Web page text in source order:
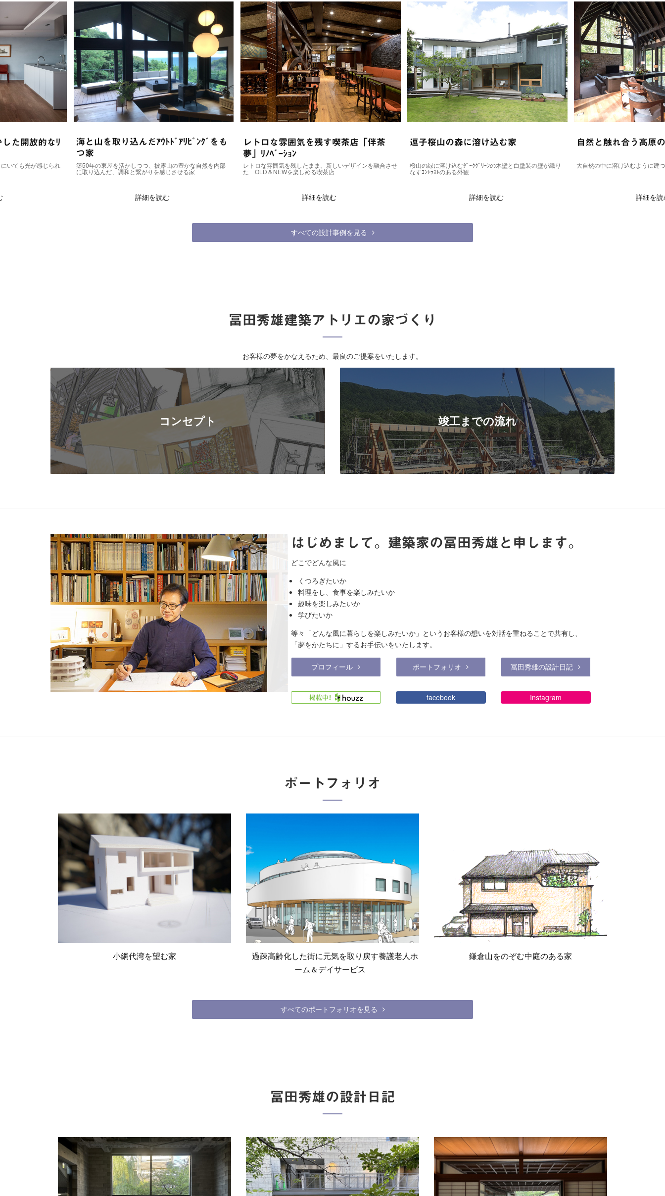
ﾘ
れ
海と山を取り込んだｱｳﾄﾄﾞｱﾘﾋﾞﾝｸﾞをも
築50年の東屋を活かしつつ、披露山の豊かな自然を内部
に取り込んだ、調和と繋がりを感じさせる家
レトロな雰囲気を残す喫茶店「伴茶
夢」ﾘﾉﾍﾞｰｼｮﾝ
レトロな雰囲気を残したまま、新しいデザインを融合させ
た OLD＆NEWを楽しめる喫茶店
逗子桜山の森に溶け込む家
桜山の緑に溶け込むﾀﾞｰｸｸﾞﾘｰﾝの木壁と白塗装の壁が織り
なすｺﾝﾄﾗｽﾄのある外観
自然と触れ合う高原の別荘
大自然の中に溶け込むように建つ、切妻屋根のレジ
すべての設計事例を見る
冨田秀雄建築アトリエの家づくり
お客様の夢をかなえるため、最良のご提案をいたします。
コンセプト 竣工までの流れ
はじめまして。建築家の冨田秀雄と申します。
どこでどんな風に
くつろぎたいか
料理をし、食事を楽しみたいか
趣味を楽しみたいか
学びたいか
等々「どんな風に暮らしを楽しみたいか」というお客様の想いを対話を重ねることで共有し、
「夢をかたちに」するお手伝いをいたします。
プロフィール ポートフォリオ 冨田秀雄の設計日記
facebook Instagram
ポートフォリオ
小網代湾を望む家
過疎高齢化した街に元気を取り戻す養護老人ホ
ーム＆デイサービス
鎌倉山をのぞむ中庭のある家
すべてのポートフォリオを見る
冨田秀雄の設計日記